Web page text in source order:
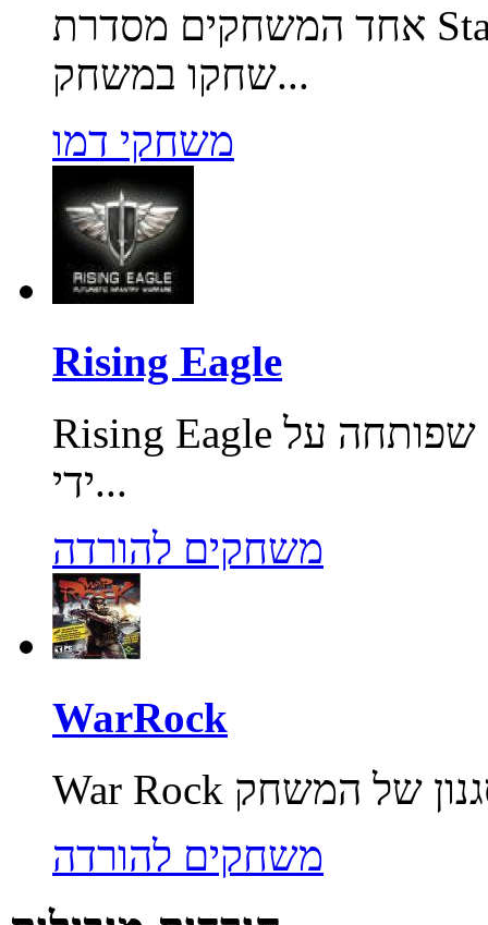
אחד המשחקים מסדרת Star Wars המהוללת וזוכת הפרסים.
שחקו במשחק...
משחקי דמו
Rising Eagle
Rising Eagle משחק פעולה מרובה משתתפים, שפותחה על
ידי...
משחקים להורדה
WarRock
משחקים להורדה